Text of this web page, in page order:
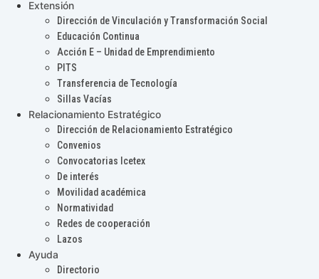
Extensión
Dirección de Vinculación y Transformación Social
Educación Continua
Acción E – Unidad de Emprendimiento
PITS
Transferencia de Tecnología
Sillas Vacías
Relacionamiento Estratégico
Dirección de Relacionamiento Estratégico
Convenios
Convocatorias Icetex
De interés
Movilidad académica
Normatividad
Redes de cooperación
Lazos
Ayuda
Directorio